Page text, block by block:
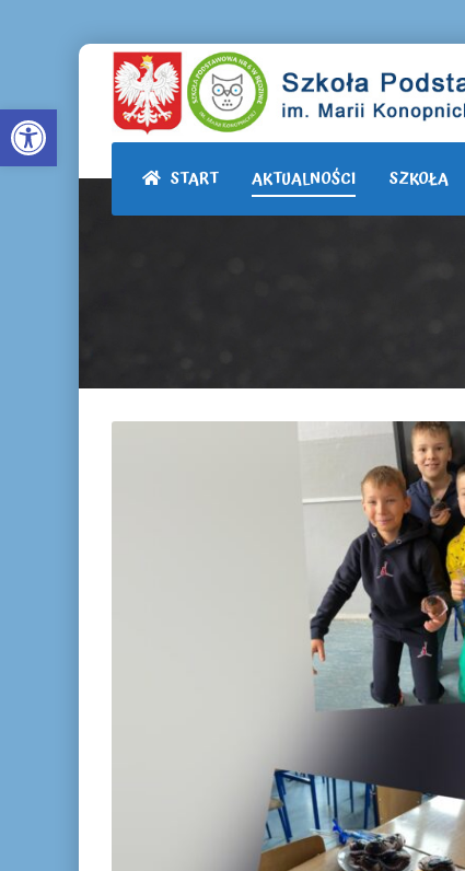
Otwórz pasek narzędzi
START AKTUALNOŚCI SZKOŁA